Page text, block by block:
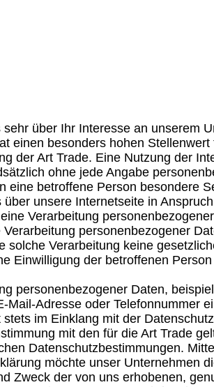
über Ihr Interesse an unserem
einen besonders hohen Stellenwert
der Art Trade. Eine Nutzung der
ohne jede Angabe
eine betroffene Person besondere
über unsere Internetseite in
Verarbeitung
personenbezogener
solche Verarbeitung keine
Einwilligung der betroffenen
personenbezogener Daten,
Mail-Adresse oder Telefonnummer
stets im Einklang mit der
mit den für die Art Trade
Datenschutzbestimmungen.
möchte unser Unternehmen
Zweck der von uns erhobenen,